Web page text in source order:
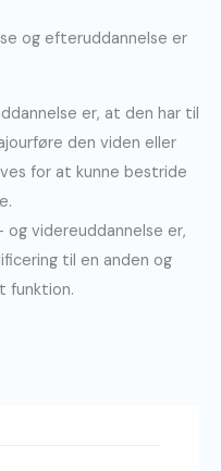
og efteruddannelse er
er, at den har til
den viden eller
for at kunne bestride
videreuddannelse er,
til en anden og
funktion.